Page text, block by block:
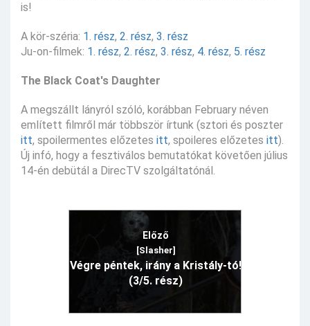
is!
A kör-széria: 1. rész, 2. rész, 3. rész
Ju-on-filmek: 1. rész, 2. rész, 3. rész, 4. rész, 5. rész
The Black Coat's Daughter
A megszállt lányról szóló, korábban February néven
említett filmről már többször írtunk (sztori és poszter
itt, spoilermentes előzetes itt, spoileres előzetes itt).
Új infó, hogy a fesztiválos bemutatókat követően július
14-én debütál a DirecTV szolgáltatónál.
Előző
[Slasher]
Végre péntek, irány a Kristály-tó!
(3/5. rész)